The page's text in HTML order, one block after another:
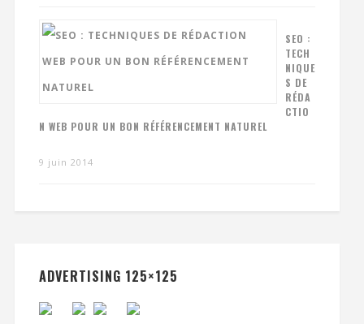
SEO :
TECH
NIQUE
S DE
RÉDA
CTIO
N WEB POUR UN BON RÉFÉRENCEMENT NATUREL
9 juin 2014
ADVERTISING 125×125